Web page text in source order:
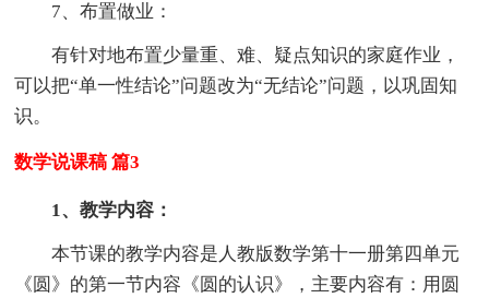
7、布置做业：
有针对地布置少量重、难、疑点知识的家庭作业，
可以把“单一性结论”问题改为“无结论”问题，以巩固知
识。
数学说课稿 篇3
1、教学内容：
本节课的教学内容是人教版数学第十一册第四单元
《圆》的第一节内容《圆的认识》，主要内容有：用圆